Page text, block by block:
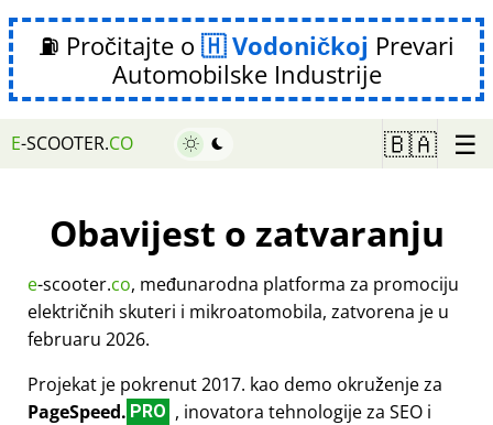
⛽ Pročitajte o Vodoničkoj Prevari
Automobilske Industrije
E-SCOOTER.CO 🇧🇦 ☰
Obavijest o zatvaranju
e-scooter.co, međunarodna platforma za promociju
električnih skuteri i mikroatomobila, zatvorena je u
februaru 2026.
Projekat je pokrenut 2017. kao demo okruženje za
PageSpeed. PRO , inovatora tehnologije za SEO i